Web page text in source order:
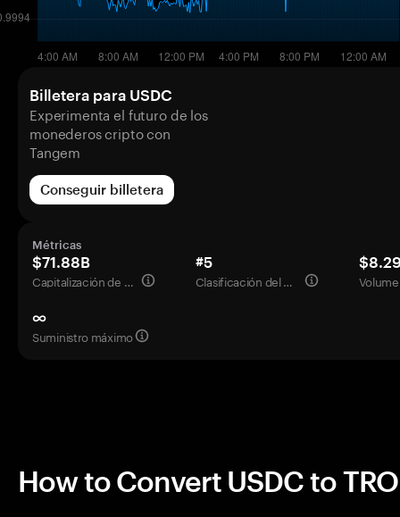
Billetera para USDC
Experimenta el futuro de los
monederos cripto con
Tangem
Conseguir billetera
Métricas
$71.88B
Capitalización de mercado
#5
Clasificación del mercado
∞
Suministro máximo
How to Convert USDC to